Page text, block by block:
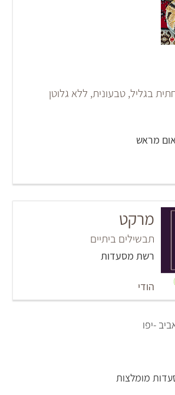
בגליל, טבעונית, ללא גלוטן
מראש
מרקט
תבשילים ביתיים
רשת מסעדות
הודי
-יפו
מומלצות